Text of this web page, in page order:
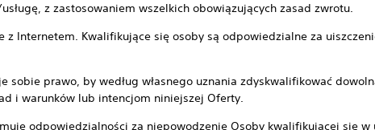
z zastosowaniem wszelkich obowiązujących zasad zwrotu.
z Internetem. Kwalifikujące się osoby są odpowiedzialne za
sobie prawo, by według własnego uznania zdyskwalifikować
i warunków lub intencjom niniejszej Oferty.
odpowiedzialności za niepowodzenie Osoby kwalifikującej się